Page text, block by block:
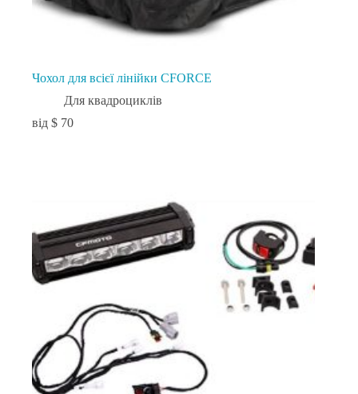
Чохол для всієї лінійки CFORCE
Для квадроциклів
$ 70